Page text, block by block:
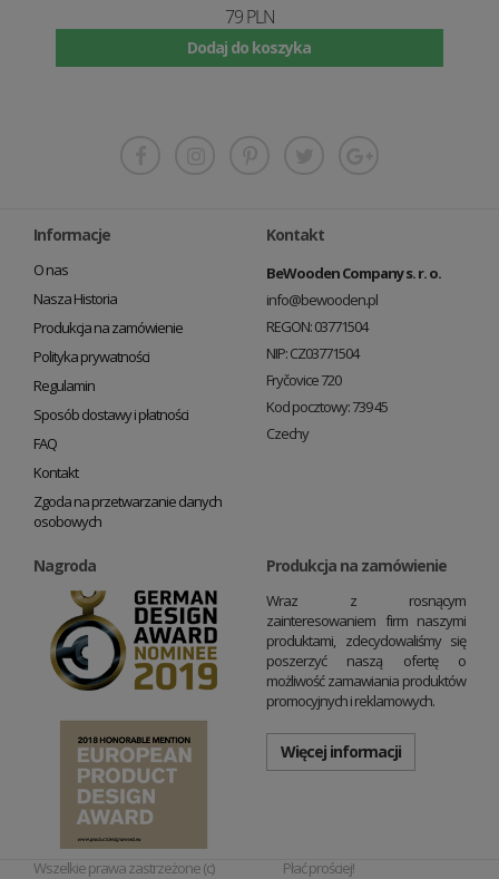
Dodaj do koszyka
Informacje
O nas
Nasza Historia
Produkcja na zamówienie
Polityka prywatności
Regulamin
Sposób dostawy i płatności
FAQ
Kontakt
Zgoda na przetwarzanie danych
osobowych
Kontakt
BeWooden Company s. r. o.
info@bewooden.pl
REGON: 03771504
NIP: CZ03771504
Fryčovice 720
Kod pocztowy: 739 45
Czechy
Nagroda Produkcja na zamówienie
Wraz z rosnącym
zainteresowaniem firm naszymi
produktami, zdecydowaliśmy się
poszerzyć naszą ofertę o
możliwość zamawiania produktów
promocyjnych i reklamowych.
Więcej informacji
Wszelkie prawa zastrzeżone (c)
Płać prościej!